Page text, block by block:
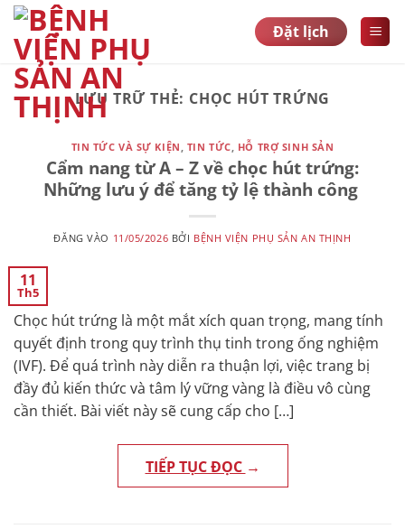
Bỏ
nội
dung
Đặt lịch
LƯU TRỮ THẺ: CHỌC HÚT TRỨNG
TIN TỨC VÀ SỰ KIỆN, TIN TỨC, HỖ TRỢ SINH SẢN
Cẩm nang từ A – Z về chọc hút trứng:
Những lưu ý để tăng tỷ lệ thành công
ĐĂNG VÀO 11/05/2026 BỞI BỆNH VIỆN PHỤ SẢN AN THỊNH
11
Th5
Chọc hút trứng là một mắt xích quan trọng, mang tính
quyết định trong quy trình thụ tinh trong ống nghiệm
(IVF). Để quá trình này diễn ra thuận lợi, việc trang bị
đầy đủ kiến thức và tâm lý vững vàng là điều vô cùng
cần thiết. Bài viết này sẽ cung cấp cho […]
TIẾP TỤC ĐỌC →